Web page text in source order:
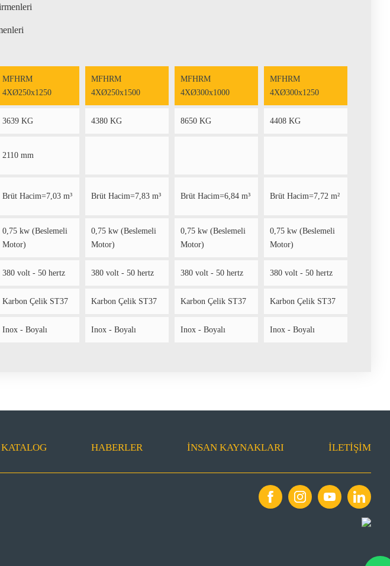
MFHRM
4XØ250x1250
MFHRM
4XØ250x1500
MFHRM
4XØ300x1000
MFHRM
4XØ300x1250
3639 KG 4380 KG 8650 KG 4408 KG
2110 mm
Brüt Hacim=7,03 m³ Brüt Hacim=7,83 m³ Brüt Hacim=6,84 m³ Brüt Hacim=7,72 m²
0,75 kw (Beslemeli
Motor)
0,75 kw (Beslemeli
Motor)
0,75 kw (Beslemeli
Motor)
0,75 kw (Beslemeli
Motor)
380 volt - 50 hertz 380 volt - 50 hertz 380 volt - 50 hertz 380 volt - 50 hertz
Karbon Çelik ST37 Karbon Çelik ST37 Karbon Çelik ST37 Karbon Çelik ST37
Inox - Boyalı Inox - Boyalı Inox - Boyalı Inox - Boyalı
KATALOG HABERLER İNSAN KAYNAKLARI İLETIŞIM